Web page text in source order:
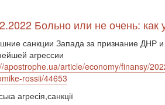
Больно или не очень: как
санкции Запада за признание ДНР
агрессии
apostrophe.ua/article/economy/finansy/
rossii/44653
агресія,санкції